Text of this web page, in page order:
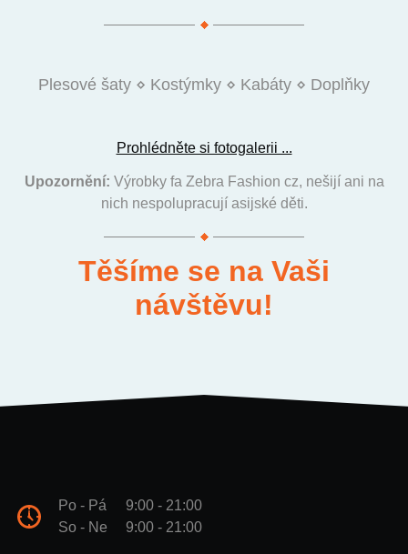
Prohlédněte si fotogalerii ...
Upozornění: Výrobky fa Zebra Fashion cz, nešijí ani na
nich nespolupracují asijské děti.
Těšíme se na Vaši
návštěvu!
Po - Pá
9:00 - 21:00
So - Ne
9:00 - 21:00